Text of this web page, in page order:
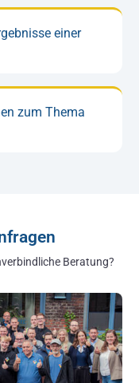
einer
zum Thema
Beratung?